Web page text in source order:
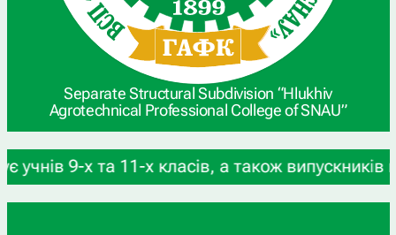
Separate Structural Subdivision “Hlukhiv
Agrotechnical Professional College of SNAU”
9-х та 11-х класів, а також випускників